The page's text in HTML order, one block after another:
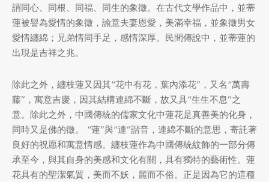
謂同心、同根、同福、同生的象徵。在古代文學作品中，並蒂
蓮被譽為愛情的象徵，諭意夫妻恩愛，美滿幸福，並象徵男女
愛情纏綿；兄弟情同手足，感情深厚。民間傳說中，並蒂蓮的
出現是吉祥之兆。
除此之外，纏枝蓮又因其“花中有花，葉內添花”，又名“萬壽
藤”，寓意吉慶，因其結構連綿不斷，故又具“生生不息”之
意。除此之外，中國傳統的儒家文化中蓮花是真善美的化身，
同時又是佛的徵。 “蓮”與“連”諧音，連綿不斷的意思，寄託著
良好的祝愿和寓意情感。纏枝蓮作為中國傳統紋飾的一部分傳
承至今，與其自身的美感和文化有關，具有獨特的藝術性。蓮
花具有的聖潔氣質，美而不妖，麗而不俗。正是因為它的這種
品
分類
因含量分類
分類
分類